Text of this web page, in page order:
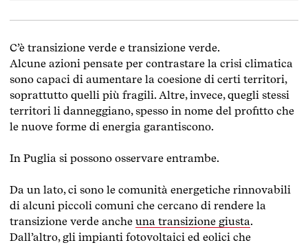
C’è transizione verde e transizione verde.
Alcune azioni pensate per contrastare la crisi climatica
sono capaci di aumentare la coesione di certi territori,
soprattutto quelli più fragili. Altre, invece, quegli stessi
territori li danneggiano, spesso in nome del profitto che
le nuove forme di energia garantiscono.
In Puglia si possono osservare entrambe.
Da un lato, ci sono le comunità energetiche rinnovabili
di alcuni piccoli comuni che cercano di rendere la
transizione verde anche una transizione giusta.
Dall’altro, gli impianti fotovoltaici ed eolici che